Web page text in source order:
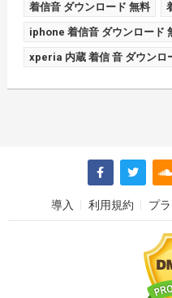
着信音 ダウンロード 無料
iphone 着信音 ダウンロード
xperia 内蔵 着信 音 ダウンロ
導入 利用規約 プ